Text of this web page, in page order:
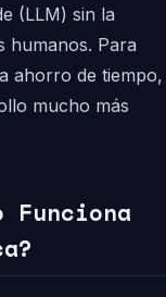
(LLM) sin la
humanos. Para
ahorro de tiempo,
mucho más
Funciona